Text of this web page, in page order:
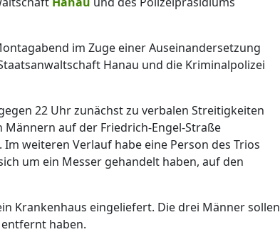
im Zuge einer Auseinandersetzung
Hanau und die Kriminalpolizei
22 Uhr zunächst zu verbalen Streitigkeiten
auf der Friedrich-Engel-Straße
weiteren Verlauf habe eine Person des Trios
um ein Messer gehandelt haben, auf den
Krankenhaus eingeliefert. Die drei Männer sollen
haben.